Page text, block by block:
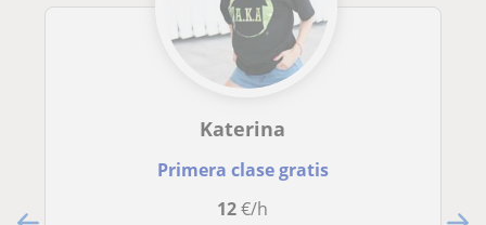
Katerina
Primera clase gratis
12€/h